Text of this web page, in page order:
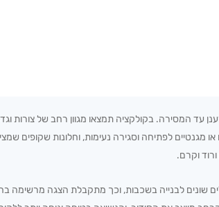
עד המסירה. בקולקציה תמצאו מגוון רחב של צורות
מגנטיים לפתיחה וסגירה נעימות, וחלונות שקופים
וקרם.
שונים לבנייה בשכבות, וכך מתקבלת הצגה מרשימה